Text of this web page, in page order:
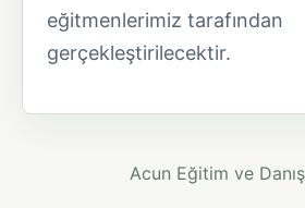
eğitmenlerimiz tarafından
gerçekleştirilecektir.
Acun Eğitim ve